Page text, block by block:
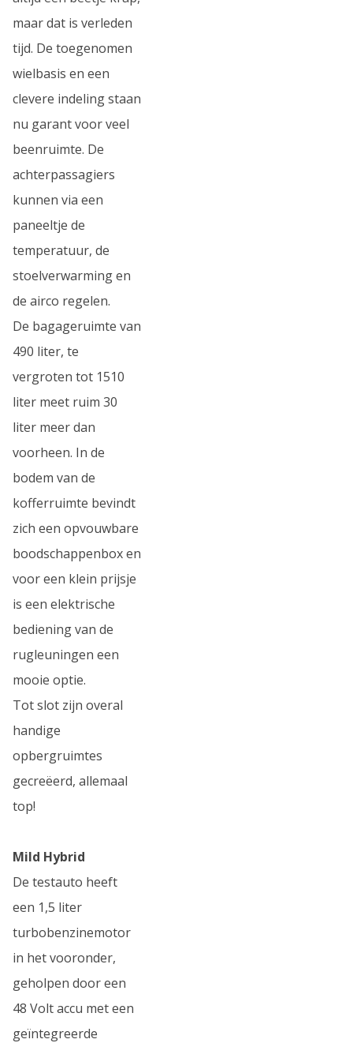
maar dat is verleden
tijd. De toegenomen
wielbasis en een
clevere indeling staan
nu garant voor veel
beenruimte. De
achterpassagiers
kunnen via een
paneeltje de
temperatuur, de
stoelverwarming en
de airco regelen.
De bagageruimte van
490 liter, te
vergroten tot 1510
liter meet ruim 30
liter meer dan
voorheen. In de
bodem van de
kofferruimte bevindt
zich een opvouwbare
boodschappenbox en
voor een klein prijsje
is een elektrische
bediening van de
rugleuningen een
mooie optie.
Tot slot zijn overal
handige
opbergruimtes
gecreëerd, allemaal
top!
Mild Hybrid
De testauto heeft
een 1,5 liter
turbobenzinemotor
in het vooronder,
geholpen door een
48 Volt accu met een
geïntegreerde